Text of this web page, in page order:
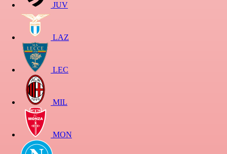
JUV
LAZ
LEC
MIL
MON